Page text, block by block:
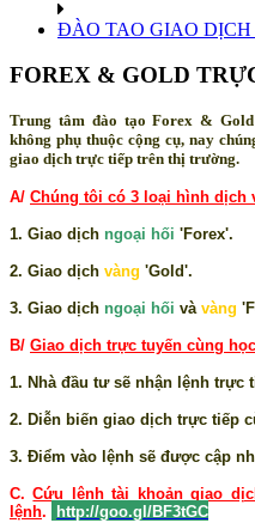
ĐÀO TAO GIAO DỊCH
FOREX & GOLD
Trung tâm đào tạo Forex &
không phụ thuộc cộng cụ, nay
giao dịch trực tiếp trên thị trường.
A/ Chúng tôi có 3 loại hình dịch
1. Giao dịch ngoại hối 'Forex'.
2. Giao dịch vàng 'Gold'.
3. Giao dịch ngoại hối và vàng
B/ Giao dịch trực tuyến cùng
1. Nhà đầu tư sẽ nhận lệnh trực
2. Diễn biến giao dịch trực tiếp
3. Điểm vào lệnh sẽ được cập
C.Cứu lệnh tài khoản giao
lệnh. http://goo.gl/BF3tGC